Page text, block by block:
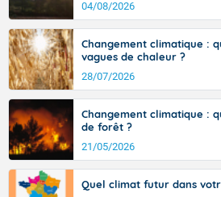
Soleil généreux.
Températures minimales : 17
Vent faible de direction variable.
Pour dimanche après-midi.
Risque d'orage.
Températures maximales : 34
Vent faible de Sud-Ouest.
d’où provient ce vent.
04/08/2026
Changement climatique :
vagues de chaleur ?
28/07/2026
Changement climatique :
de forêt ?
21/05/2026
Quel climat futur dans